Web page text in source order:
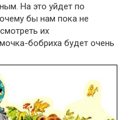
На это уйдет по
бы нам пока не
их
бобриха будет очень